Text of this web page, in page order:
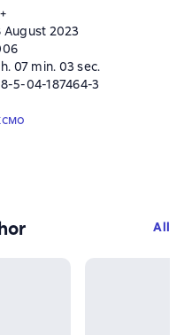
August 2023
h. 07 min. 03 sec.
5-04-187464-3
All